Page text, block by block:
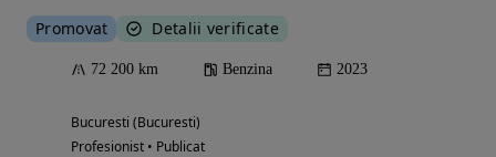
Promovat Detalii verificate
72 200 km Benzina 2023
Bucuresti (Bucuresti)
Profesionist • Publicat